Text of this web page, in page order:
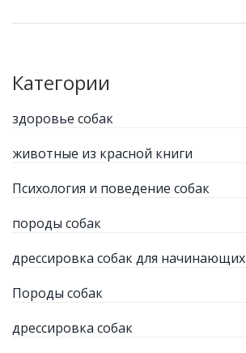
Категории
здоровье собак
животные из красной книги
Психология и поведение собак
породы собак
дрессировка собак для начинающих
Породы собак
дрессировка собак